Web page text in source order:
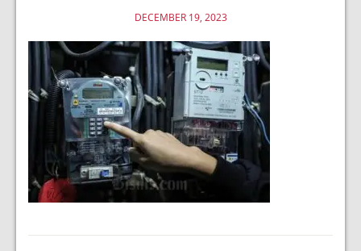
DECEMBER 19, 2023